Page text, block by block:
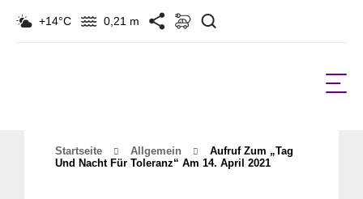
+14°C 0,21 m
Startseite Allgemein
Aufruf Zum „Tag
Und Nacht Für Toleranz“ Am 14. April 2021